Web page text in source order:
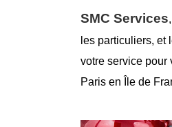
SMC Services
les particuliers, et
votre service pour
Paris en Île de